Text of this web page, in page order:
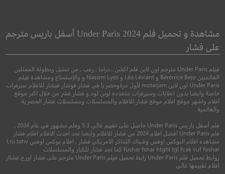
هيلبندر
6.3
7.8
مشاهدة و تحميل فلم Under Paris 2024 أسفل باريس مترجم
على فشار
فيلم Under Paris مترجم اون لاين فلم اكشن , دراما , رعب , من تمثيل وبطولة الممثلين
العالميين Bérénice Bejo و Léa Léviant و Nassim Lyes و والإستمتاع ومشاهدة فيلم
Under Paris اون لاين motarjam لأول مرةوحصريا في فشار فوشار فيشار للافلام سيرفرات
خاصة وايضا بدون اعلانات وسيرفرات متعدده اوبن لود و فشار فشر من خلال اكبر موقع
افلام واشهر موقع افلام موقع فشار للافلام والمسلسلات ومسلسلات فشار الحصرية
والعالمية
فلم Under Paris افضل افلام 2024 من فشار للافلام وايضا تجد احدث الافلام افلام فشار
مشاهده افلام البوكس اوفس وشباك التذاكر الامريكي فشار , افلام بوكس اوفس l,ru tahv
fushar fshar htghl tgl h;ak vuf foshar كما تجد فشار للكبار والمسلسلات
روابط تحميل فلم Under Paris رابط تحميل فيلم Under Paris مترجم على فشار اورج فشاار
افلام تقييمها عالي